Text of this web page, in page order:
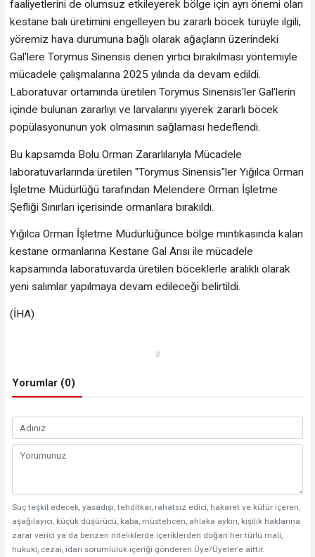
faaliyetlerini de olumsuz etkileyerek bölge için ayrı önemi olan
kestane balı üretimini engelleyen bu zararlı böcek türüyle ilgili,
yöremiz hava durumuna bağlı olarak ağaçların üzerindeki
Gal'lere Torymus Sinensis denen yırtıcı bırakılması yöntemiyle
mücadele çalışmalarına 2025 yılında da devam edildi.
Laboratuvar ortamında üretilen Torymus Sinensis'ler Gal'lerin
içinde bulunan zararlıyı ve larvalarını yiyerek zararlı böcek
popülasyonunun yok olmasının sağlaması hedeflendi.
Bu kapsamda Bolu Orman Zararlılarıyla Mücadele
laboratuvarlarında üretilen "Torymus Sinensis"ler Yığılca Orman
İşletme Müdürlüğü tarafından Melendere Orman İşletme
Şefliği Sınırları içerisinde ormanlara bırakıldı.
Yığılca Orman İşletme Müdürlüğünce bölge mıntıkasında kalan
kestane ormanlarına Kestane Gal Arısı ile mücadele
kapsamında laboratuvarda üretilen böceklerle aralıklı olarak
yeni salımlar yapılmaya devam edileceği belirtildi.
(İHA)
#
Yorumlar (0)
Suç teşkil edecek, yasadışı, tehditkar, rahatsız edici, hakaret ve küfür içeren,
aşağılayıcı, küçük düşürücü, kaba, müstehcen, ahlaka aykırı, kişilik haklarına
zarar verici ya da benzeri niteliklerde içeriklerden doğan her türlü mali,
hukuki, cezai, idari sorumluluk içeriği gönderen Üye/Üyeler’e aittir.